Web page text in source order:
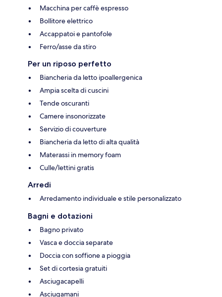
Macchina per caffè espresso
Bollitore elettrico
Accappatoi e pantofole
Ferro/asse da stiro
Per un riposo perfetto
Biancheria da letto ipoallergenica
Ampia scelta di cuscini
Tende oscuranti
Camere insonorizzate
Servizio di couverture
Biancheria da letto di alta qualità
Materassi in memory foam
Culle/lettini gratis
Arredi
Arredamento individuale e stile personalizzato
Bagni e dotazioni
Bagno privato
Vasca e doccia separate
Doccia con soffione a pioggia
Set di cortesia gratuiti
Asciugacapelli
Asciugamani